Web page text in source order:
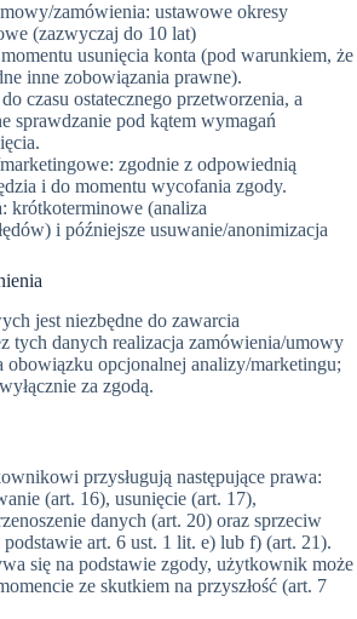
zamówienia: ustawowe okresy
(zazwyczaj do 10 lat)
usunięcia konta (pod warunkiem, że
inne zobowiązania prawne).
czasu ostatecznego przetworzenia, a
sprawdzanie pod kątem wymagań
zgodnie z odpowiednią
i do momentu wycofania zgody.
krótkoterminowe (analiza
i późniejsze usuwanie/anonimizacja
jest niezbędne do zawarcia
tych danych realizacja zamówienia/umowy
obowiązku opcjonalnej analizy/marketingu;
za zgodą.
przysługują następujące prawa:
(art. 16), usunięcie (art. 17),
danych (art. 20) oraz sprzeciw
art. 6 ust. 1 lit. e) lub f) (art. 21).
się na podstawie zgody, użytkownik może
ze skutkiem na przyszłość (art. 7